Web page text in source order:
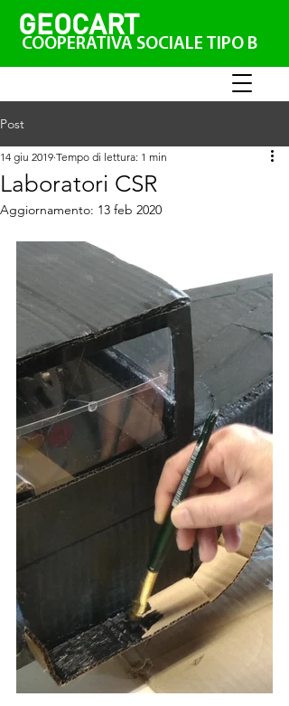
GEOCART
COOPERATIVA SOCIALE TIPO B
Post
Laboratori CSR
14 giu 2019 Tempo di lettura: 1 min
Aggiornamento: 13 feb 2020